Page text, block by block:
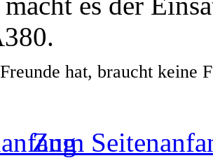
hat, braucht keine
Zum